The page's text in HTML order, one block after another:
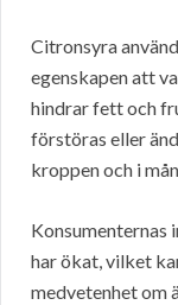
Citronsyra
egenskapen att
hindrar fett och
förstöras eller
kroppen och i
Konsumenternas
har ökat, vilket
medvetenhet om